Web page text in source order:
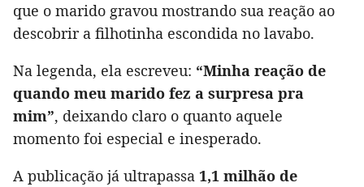
que o marido gravou mostrando sua reação ao
descobrir a filhotinha escondida no lavabo.
Na legenda, ela escreveu: “Minha reação de
quando meu marido fez a surpresa pra
mim”, deixando claro o quanto aquele
momento foi especial e inesperado.
A publicação já ultrapassa 1,1 milhão de